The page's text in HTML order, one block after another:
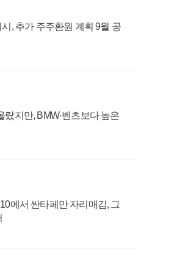
, 추가 주주환원 계획 9월 공
지만, BMW·벤츠보다 높은
에서 싼타페만 자리매김, 그